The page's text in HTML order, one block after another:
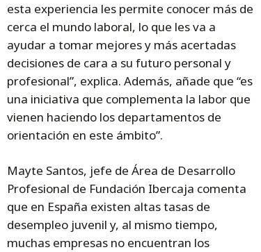
esta experiencia les permite conocer más de
cerca el mundo laboral, lo que les va a
ayudar a tomar mejores y más acertadas
decisiones de cara a su futuro personal y
profesional”, explica. Además, añade que “es
una iniciativa que complementa la labor que
vienen haciendo los departamentos de
orientación en este ámbito”.
Mayte Santos, jefe de Área de Desarrollo
Profesional de Fundación Ibercaja comenta
que en España existen altas tasas de
desempleo juvenil y, al mismo tiempo,
muchas empresas no encuentran los